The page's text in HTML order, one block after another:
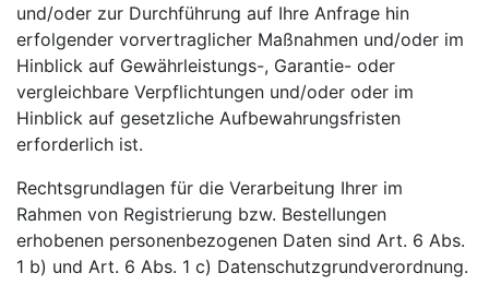
und/oder zur Durchführung auf Ihre Anfrage hin
erfolgender vorvertraglicher Maßnahmen und/oder im
Hinblick auf Gewährleistungs-, Garantie- oder
vergleichbare Verpflichtungen und/oder oder im
Hinblick auf gesetzliche Aufbewahrungsfristen
erforderlich ist.
Rechtsgrundlagen für die Verarbeitung Ihrer im
Rahmen von Registrierung bzw. Bestellungen
erhobenen personenbezogenen Daten sind Art. 6 Abs.
1 b) und Art. 6 Abs. 1 c) Datenschutzgrundverordnung.